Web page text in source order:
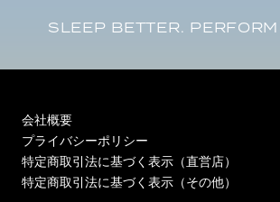
SLEEP BETTER.
会社概要
プライバシーポリシー
特定商取引法に基づく表示（直営店）
特定商取引法に基づく表示（その他）